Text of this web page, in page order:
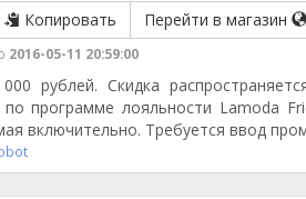
Копировать Перейти в магазин
2016-05-11 20:59:00
рублей. Скидка
по программе лояльности Lamoda
включительно. Требуется ввод